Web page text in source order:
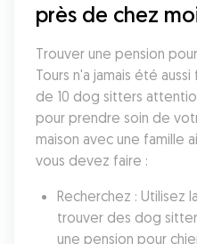
près de chez
Trouver une pension
Tours n'a jamais été
de 10 dog sitters
pour prendre soin de
maison avec une famille
vous devez faire :
Recherchez : Utilisez
trouver des dog
une pension pour